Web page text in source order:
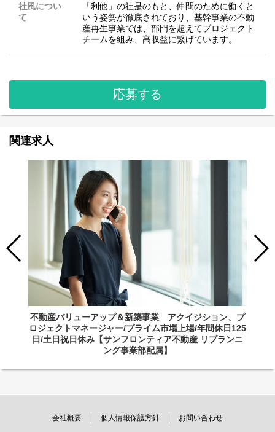
社風につい
て
「利他」の社是のもと、仲間のために働くと
いう姿勢が徹底されており、基幹事業の不動
産再生事業では、部門を超えてプロジェクト
チームを組み、高収益に繋げています。
応募する
関連求人
不動産バリューアップ＆新築事業 アクイジション、プ
ロジェクトマネージャー/プライム市場上場/年間休日125
日/土日祝日休み【サンフロンティア不動産 リプランニ
ング事業部配属】
会社概要 個人情報保護方針 お問い合わせ